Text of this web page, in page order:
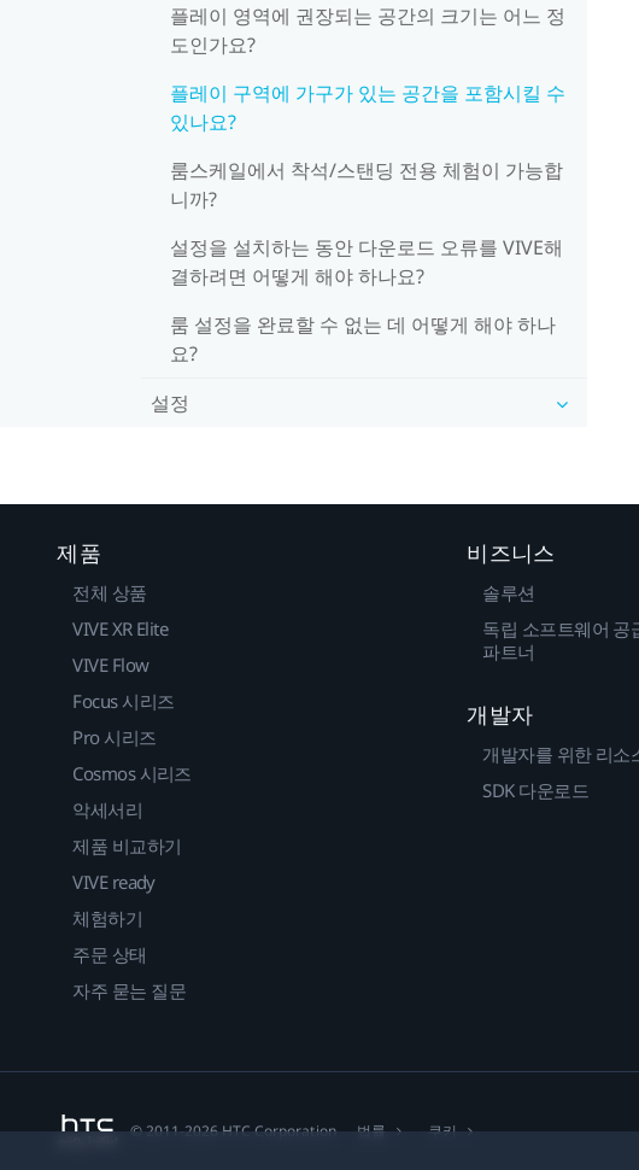
플레이 영역에 권장되는 공간의 크기는 어느 정
도인가요?
플레이 구역에 가구가 있는 공간을 포함시킬 수
있나요?
룸스케일에서 착석/스탠딩 전용 체험이 가능합
니까?
설정을 설치하는 동안 다운로드 오류를 VIVE해
결하려면 어떻게 해야 하나요?
룸 설정을 완료할 수 없는 데 어떻게 해야 하나
요?
설정
제품
전체 상품
VIVE XR Elite
VIVE Flow
Focus 시리즈
Pro 시리즈
Cosmos 시리즈
악세서리
제품 비교하기
VIVE ready
체험하기
주문 상태
자주 묻는 질문
비즈니스
솔루션
독립 소프트웨어 공
파트너
개발자
개발자를 위한 리소
SDK 다운로드
© 2011-2026 HTC Corporation 법률 쿠키